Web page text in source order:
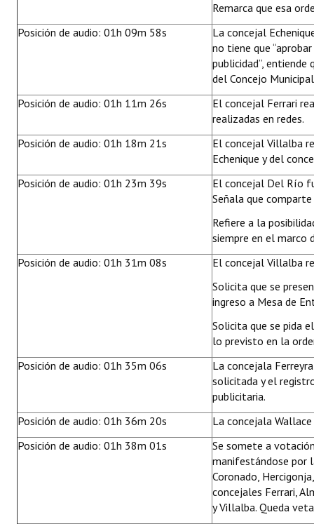
Remarca que esa
Posición de audio: 01h 09m 58s
La concejal
no tiene que
publicidad”,
del Concejo
Posición de audio: 01h 11m 26s
El concejal Ferrari
realizadas en redes.
Posición de audio: 01h 18m 21s
El concejal Villalba
Echenique y del
Posición de audio: 01h 23m 39s
El concejal Del Río
Señala que
Refiere a la
siempre en el marco
Posición de audio: 01h 31m 08s
El concejal Villalba
Solicita que se
ingreso a Mesa de
Solicita que se pida
lo previsto en la
Posición de audio: 01h 35m 06s
La concejala
solicitada y el
publicitaria.
Posición de audio: 01h 36m 20s
La concejala
Posición de audio: 01h 38m 01s
Se somete a
manifestándose por
Coronado,
concejales Ferrari,
y Villalba. Queda